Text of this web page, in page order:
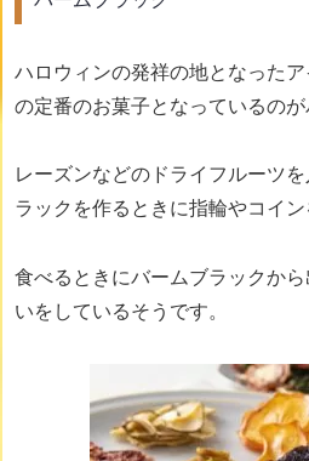
ハロウィンの発祥の地となった
の定番のお菓子となっているのが
レーズンなどのドライフルーツ
ラックを作るときに指輪やコイン
食べるときにバームブラックか
いをしているそうです。